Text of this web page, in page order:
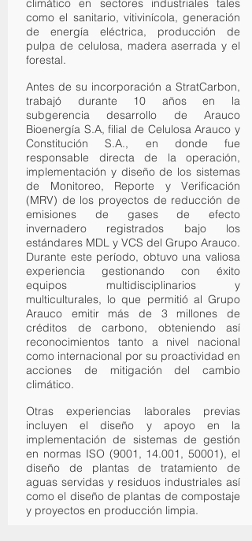
climático en sectores industriales tales
como el sanitario, vitivinícola, generación
de energía eléctrica, producción de
pulpa de celulosa, madera aserrada y el
forestal.
Antes de su incorporación a StratCarbon,
trabajó durante 10 años en la
subgerencia desarrollo de Arauco
Bioenergía S.A, filial de Celulosa Arauco y
Constitución S.A., en donde fue
responsable directa de la operación,
implementación y diseño de los sistemas
de Monitoreo, Reporte y Verificación
(MRV) de los proyectos de reducción de
emisiones de gases de efecto
invernadero registrados bajo los
estándares MDL y VCS del Grupo Arauco.
Durante este período, obtuvo una valiosa
experiencia gestionando con éxito
equipos multidisciplinarios y
multiculturales, lo que permitió al Grupo
Arauco emitir más de 3 millones de
créditos de carbono, obteniendo así
reconocimientos tanto a nivel nacional
como internacional por su proactividad en
acciones de mitigación del cambio
climático.
Otras experiencias laborales previas
incluyen el diseño y apoyo en la
implementación de sistemas de gestión
en normas ISO (9001, 14.001, 50001), el
diseño de plantas de tratamiento de
aguas servidas y residuos industriales así
como el diseño de plantas de compostaje
y proyectos en producción limpia.